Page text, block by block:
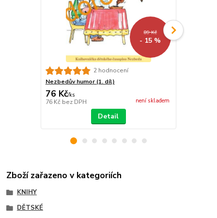
89 Kč
- 15 %
2 hodnocení
Nezbedův humor (1. díl)
76 Kč/ks
76 Kč bez DPH není skladem
Detail
Zboží zařazeno v kategoriích
KNIHY
DĚTSKÉ